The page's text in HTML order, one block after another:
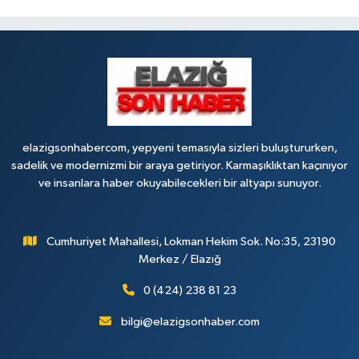
elazigsonhabercom, yepyeni temasıyla sizleri buluştururken,
sadelik ve modernizmi bir araya getiriyor. Karmaşıklıktan kaçınıyor
ve insanlara haber okuyabilecekleri bir altyapı sunuyor.
Cumhuriyet Mahallesi, Lokman Hekim Sok. No:35, 23190
Merkez / Elazığ
0 (424) 238 81 23
bilgi@elazigsonhaber.com